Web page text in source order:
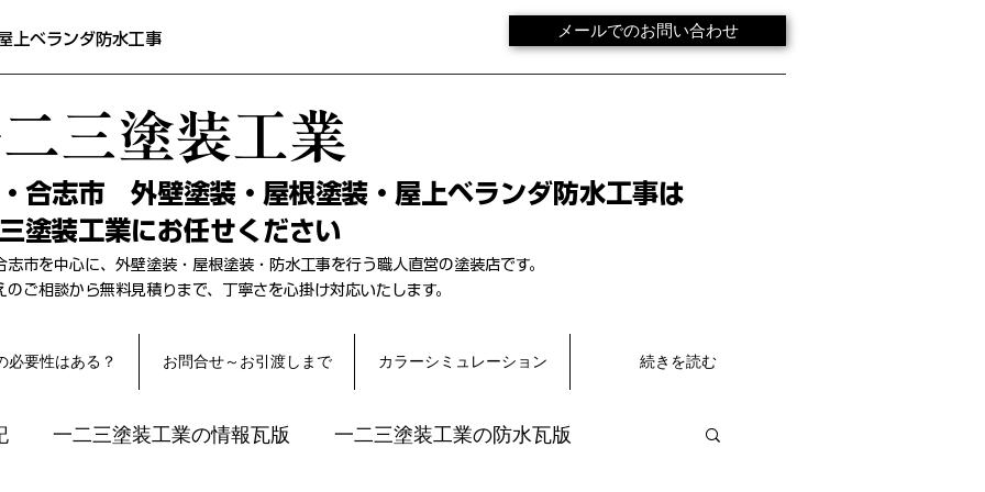
上ベランダ防水工事 メールでのお問い合わせ
三塗装工業
合志市 外壁塗装・屋根塗装・屋上ベランダ防水工事は
塗装工業にお任せください
志市を中心に、外壁塗装・屋根塗装・防水工事を行う職人直営の塗装店です。
のご相談から無料見積りまで、丁寧さを心掛け対応いたします。
必要性はある？ お問合せ～お引渡しまで カラーシミュレーション 続きを読む
一二三塗装工業の情報瓦版 一二三塗装工業の防水瓦版